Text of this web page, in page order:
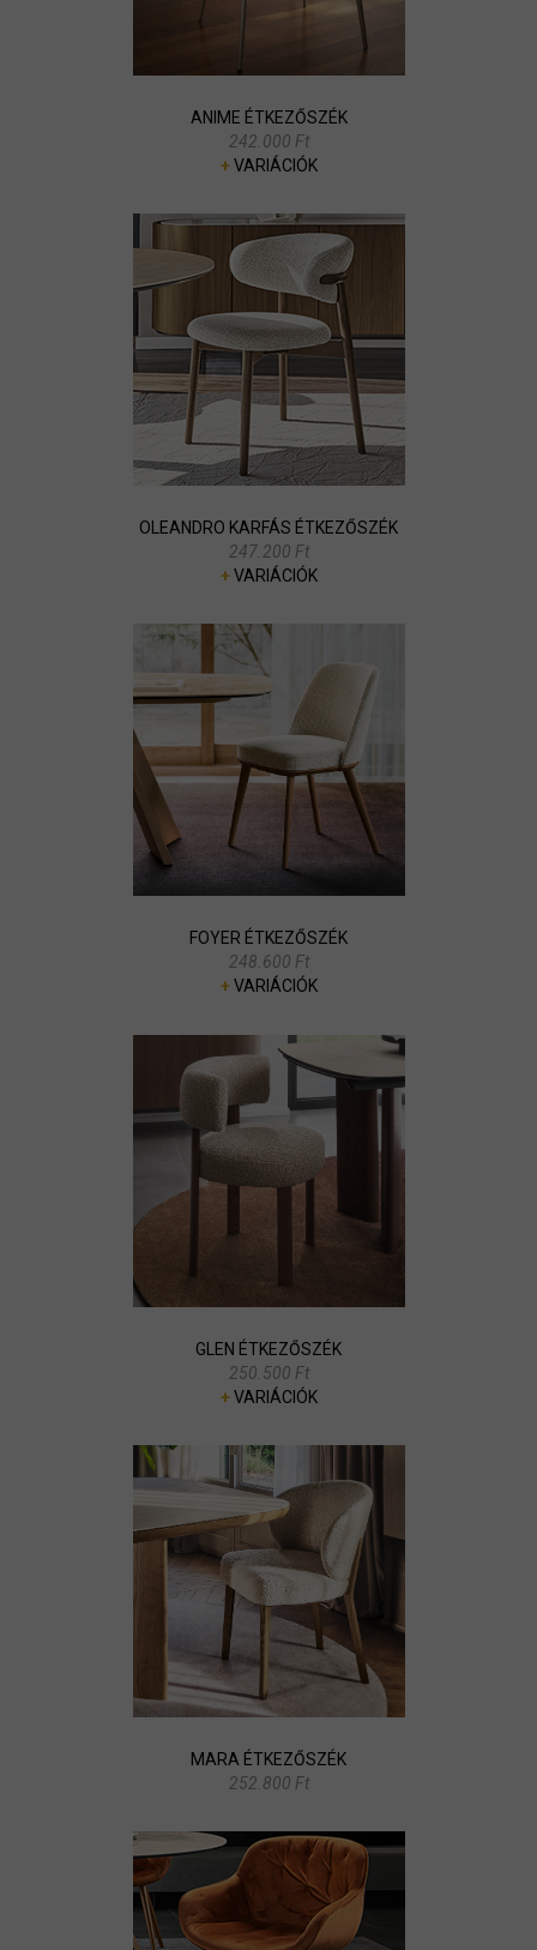
ANIME ÉTKEZŐSZÉK
242.000 Ft
+VARIÁCIÓK
OLEANDRO KARFÁS ÉTKEZŐSZÉK
247.200 Ft
+VARIÁCIÓK
FOYER ÉTKEZŐSZÉK
248.600 Ft
+VARIÁCIÓK
GLEN ÉTKEZŐSZÉK
250.500 Ft
+VARIÁCIÓK
MARA ÉTKEZŐSZÉK
252.800 Ft